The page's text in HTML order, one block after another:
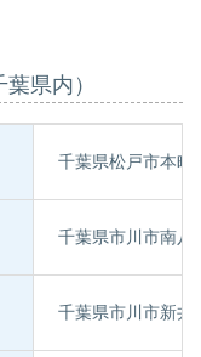
県内）
千葉県松戸市本町
千葉県市川市南八
千葉県市川市新井